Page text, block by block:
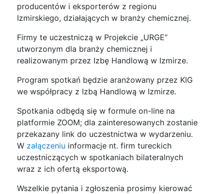
producentów i eksporterów z regionu
Izmirskiego, działających w branży chemicznej.
Firmy te uczestniczą w Projekcie „URGE”
utworzonym dla branży chemicznej i
realizowanym przez Izbę Handlową w Izmirze.
Program spotkań będzie aranżowany przez KIG
we współpracy z Izbą Handlową w Izmirze.
Spotkania odbędą się w formule on-line na
platformie ZOOM; dla zainteresowanych zostanie
przekazany link do uczestnictwa w wydarzeniu.
W załączeniu informacje nt. firm tureckich
uczestniczących w spotkaniach bilateralnych
wraz z ich ofertą eksportową.
Wszelkie pytania i zgłoszenia prosimy kierować